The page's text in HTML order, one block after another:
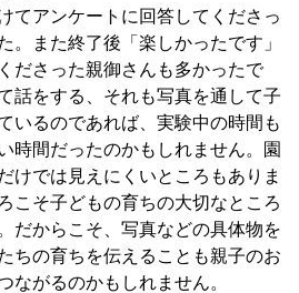
てアンケートに回答してくださっ
。また終了後「楽しかったです」
ださった親御さんも多かったで
話をする、それも写真を通して子
いるのであれば、実験中の時間も
時間だったのかもしれません。園
けでは見えにくいところもありま
こそ子どもの育ちの大切なところ
だからこそ、写真などの具体物を
ちの育ちを伝えることも親子のお
ながるのかもしれません。